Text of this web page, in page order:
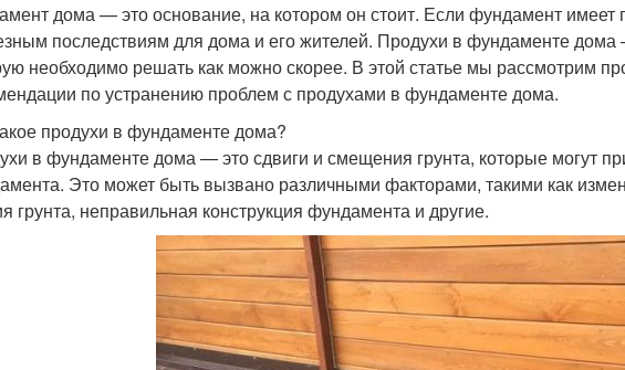
дома — это основание, на котором он стоит. Если фундамент имеет
последствиям для дома и его жителей. Продухи в фундаменте дома
необходимо решать как можно скорее. В этой статье мы рассмотрим
по устранению проблем с продухами в фундаменте дома.
продухи в фундаменте дома?
в фундаменте дома — это сдвиги и смещения грунта, которые могут
Это может быть вызвано различными факторами, такими как
грунта, неправильная конструкция фундамента и другие.